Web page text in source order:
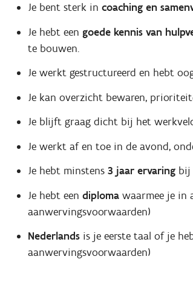
Je bent sterk in coaching en
Je hebt een goede kennis van
te bouwen.
Je werkt gestructureerd en hebt
Je kan overzicht bewaren,
Je blijft graag dicht bij het
Je werkt af en toe in de avond,
Je hebt minstens 3 jaar ervaringbij
Je hebt een diplomawaarmee je in
aanwervingsvoorwaarden)
Nederlandsis je eerste taal of je
aanwervingsvoorwaarden)